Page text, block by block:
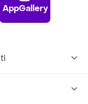
AppGallery